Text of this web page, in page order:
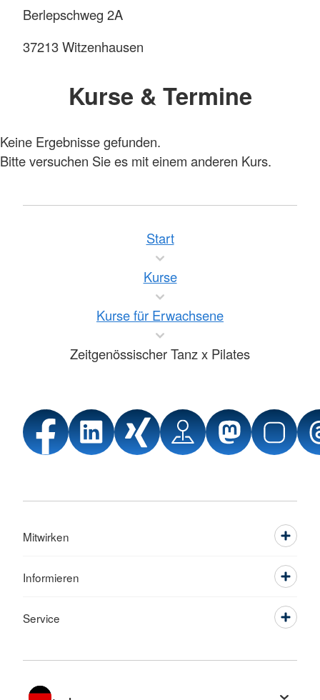
Berlepschweg 2A
37213 Witzenhausen
Kurse & Termine
Keine Ergebnisse gefunden.
Bitte versuchen Sie es mit einem anderen Kurs.
Start
Kurse
Kurse für Erwachsene
Zeitgenössischer Tanz x Pilates
Mitwirken
Informieren
Service
Sprache wechseln zu